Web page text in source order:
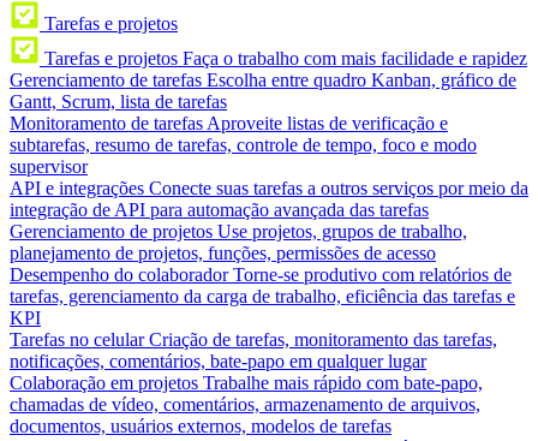
Tarefas e projetos
Tarefas e projetos Faça o trabalho com mais facilidade e rapidez
Gerenciamento de tarefas Escolha entre quadro Kanban, gráfico de
Gantt, Scrum, lista de tarefas
Monitoramento de tarefas Aproveite listas de verificação e
subtarefas, resumo de tarefas, controle de tempo, foco e modo
supervisor
API e integrações Conecte suas tarefas a outros serviços por meio da
integração de API para automação avançada das tarefas
Gerenciamento de projetos Use projetos, grupos de trabalho,
planejamento de projetos, funções, permissões de acesso
Desempenho do colaborador Torne-se produtivo com relatórios de
tarefas, gerenciamento da carga de trabalho, eficiência das tarefas e
KPI
Tarefas no celular Criação de tarefas, monitoramento das tarefas,
notificações, comentários, bate-papo em qualquer lugar
Colaboração em projetos Trabalhe mais rápido com bate-papo,
chamadas de vídeo, comentários, armazenamento de arquivos,
documentos, usuários externos, modelos de tarefas